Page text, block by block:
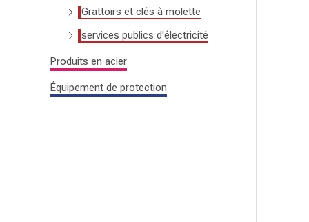
Grattoirs et clés à molette
services publics d'électricité
Produits en acier
Équipement de protection